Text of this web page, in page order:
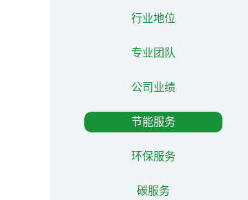
行业地位
专业团队
公司业绩
节能服务
环保服务
碳服务